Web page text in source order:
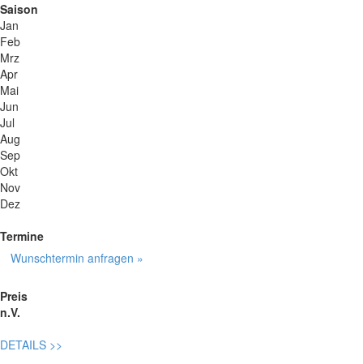
Saison
Jan
Feb
Mrz
Apr
Mai
Jun
Jul
Aug
Sep
Okt
Nov
Dez
Termine
Wunschtermin anfragen »
Preis
n.V.
DETAILS >>